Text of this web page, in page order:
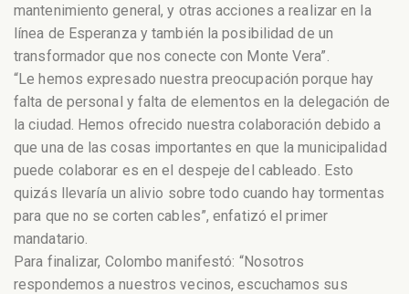
mantenimiento general, y otras acciones a realizar en la
línea de Esperanza y también la posibilidad de un
transformador que nos conecte con Monte Vera”.
“Le hemos expresado nuestra preocupación porque hay
falta de personal y falta de elementos en la delegación de
la ciudad. Hemos ofrecido nuestra colaboración debido a
que una de las cosas importantes en que la municipalidad
puede colaborar es en el despeje del cableado. Esto
quizás llevaría un alivio sobre todo cuando hay tormentas
para que no se corten cables”, enfatizó el primer
mandatario.
Para finalizar, Colombo manifestó: “Nosotros
respondemos a nuestros vecinos, escuchamos sus